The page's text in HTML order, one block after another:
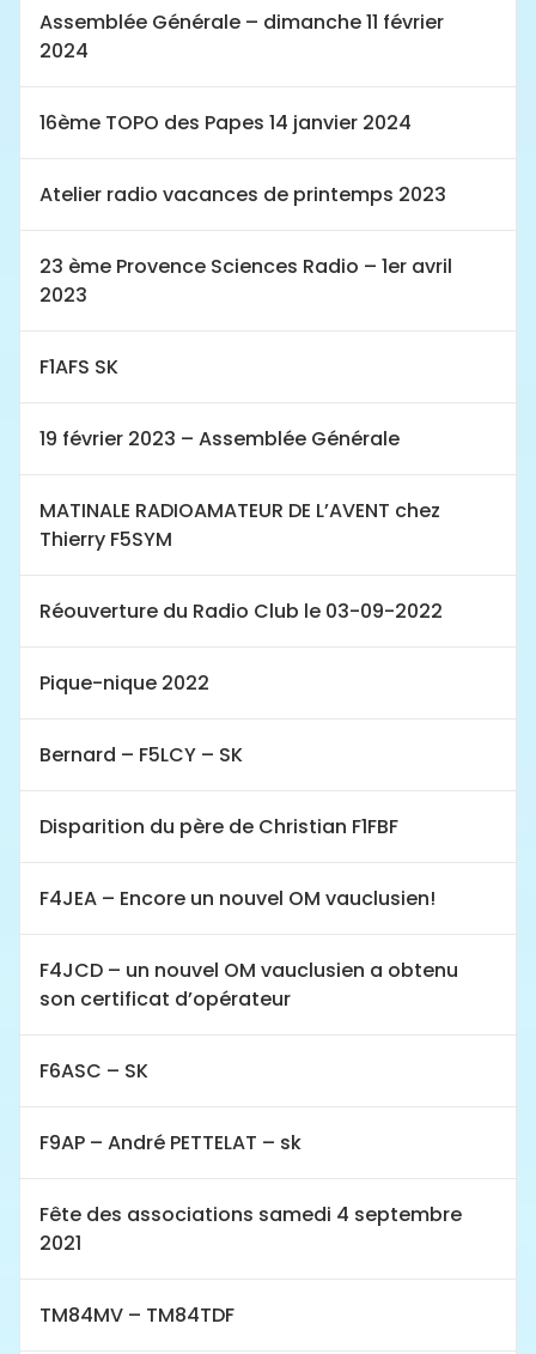
Assemblée Générale – dimanche 11 février
2024
16ème TOPO des Papes 14 janvier 2024
Atelier radio vacances de printemps 2023
23 ème Provence Sciences Radio – 1er avril
2023
F1AFS SK
19 février 2023 – Assemblée Générale
MATINALE RADIOAMATEUR DE L’AVENT chez
Thierry F5SYM
Réouverture du Radio Club le 03-09-2022
Pique-nique 2022
Bernard – F5LCY – SK
Disparition du père de Christian F1FBF
F4JEA – Encore un nouvel OM vauclusien!
F4JCD – un nouvel OM vauclusien a obtenu
son certificat d’opérateur
F6ASC – SK
F9AP – André PETTELAT – sk
Fête des associations samedi 4 septembre
2021
TM84MV – TM84TDF